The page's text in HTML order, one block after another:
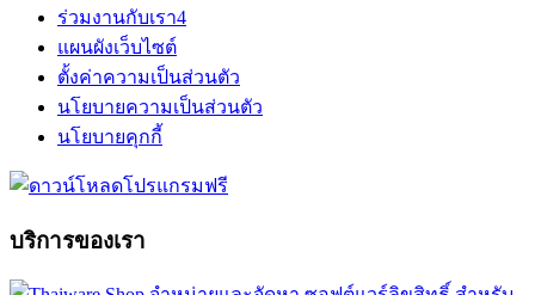
ร่วมงานกับเรา4
แผนผังเว็บไซต์
ตั้งค่าความเป็นส่วนตัว
นโยบายความเป็นส่วนตัว
นโยบายคุกกี้
บริการของเรา